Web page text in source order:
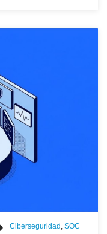
Ciberseguridad ,SOC